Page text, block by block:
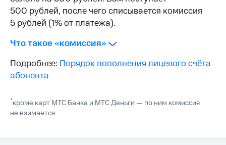
Перейти
на
eSIM
Для дома
и подключите
ТВ
ТВ и телефон
кабинет
интернета
и
Личный
спутникового
Скачать
Мой
МТС
Акции
500 рублей, после чего списывается комиссия
5 рублей (1% от платежа).
Что такое «комиссия»
Подробнее: Порядок пополнения лицевого счёта
абонента
*кроме карт МТС Банка и МТС Деньги — по ним комиссия
не взимается